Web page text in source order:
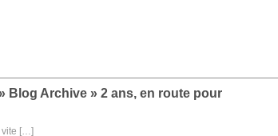
Blog Archive » 2 ans, en route pour
vite […]